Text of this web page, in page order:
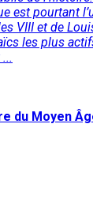
est pourtant
VIII et de
les plus
du Moyen